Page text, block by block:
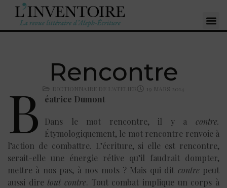
Rencontre
DICTIONNAIRE DE L'ATELIER 19 MARS 2014
B éatrice Dumont
Dans le mot rencontre, il y a contre.
Étymologiquement, le mot rencontre renvoie à
l’action de combattre. L’écriture, si elle est rencontre,
serait-elle une énergie rétive qu’il faudrait dompter,
mettre à nos pas, à nos mots ? Mais qui dit contrepeut
aussi dire tout contre. Tout combat implique un corps à